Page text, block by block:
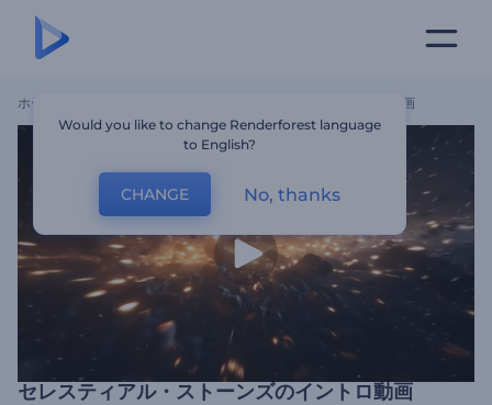
ホーム セレスティアル・ストーンズのイントロ動画
セレスティアル・ストーンズのイントロ動画
Would you like to change Renderforest language
to English?
CHANGE No, thanks